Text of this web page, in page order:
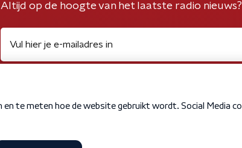
Altijd op de hoogte van het laatste radio nieuws?